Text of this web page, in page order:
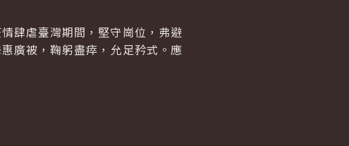
肆虐臺灣期間，堅守崗位，弗避
廣被，鞠躬盡瘁，允足矜式。應